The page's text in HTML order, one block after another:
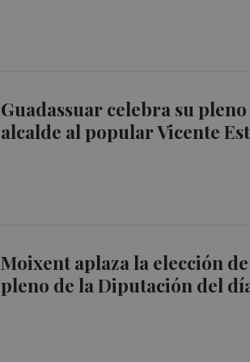
Guadassuar celebra su
alcalde al popular Vicente
Moixent aplaza la elección
pleno de la Diputación del